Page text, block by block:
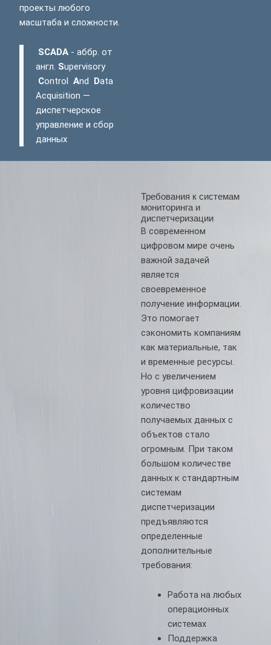
проекты любого
масштаба и сложности.
SCADA - аббр. от
англ. Supervisory
ControlAnd Data
Acquisition —
диспетчерское
управление и сбор
данных
Требования к системам
мониторинга и
диспетчеризации
В современном
цифровом мире очень
важной задачей
является
своевременное
получение информации.
Это помогает
сэкономить компаниям
как материальные, так
и временные ресурсы.
Но с увеличением
уровня цифровизации
количество
получаемых данных с
объектов стало
огромным. При таком
большом количестве
данных к стандартным
системам
диспетчеризации
предъявляются
определенные
дополнительные
требования:
Работа на любых
операционных
системах
Поддержка